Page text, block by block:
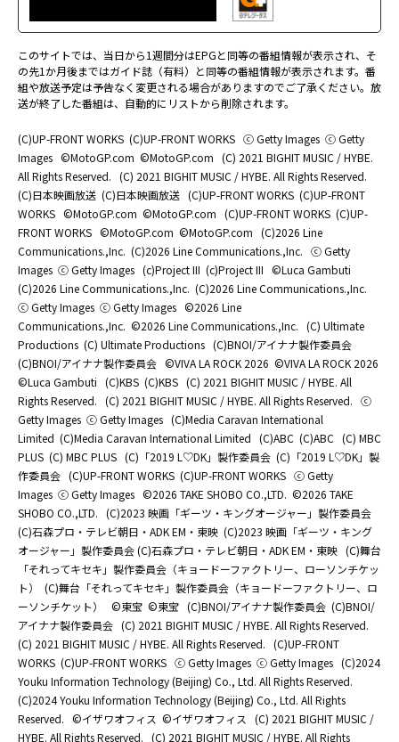
このサイトでは、当日から1週間分はEPGと同等の番組情報が表示され、そ
の先1か月後まではガイド誌（有料）と同等の番組情報が表示されます。番
組や放送予定は予告なく変更される場合がありますのでご了承ください。放
送が終了した番組は、自動的にリストから削除されます。
(C)UP-FRONT WORKS (C)UP-FRONT WORKS ⓒ Getty Images ⓒ Getty
Images ©MotoGP.com ©MotoGP.com (C) 2021 BIGHIT MUSIC / HYBE.
All Rights Reserved. (C) 2021 BIGHIT MUSIC / HYBE. All Rights Reserved.
(C)日本映画放送 (C)日本映画放送 (C)UP-FRONT WORKS (C)UP-FRONT
WORKS ©MotoGP.com ©MotoGP.com (C)UP-FRONT WORKS (C)UP-
FRONT WORKS ©MotoGP.com ©MotoGP.com (C)2026 Line
Communications.,Inc. (C)2026 Line Communications.,Inc. ⓒ Getty
Images ⓒ Getty Images (c)Project III (c)Project III ©Luca Gambuti
(C)2026 Line Communications.,Inc. (C)2026 Line Communications.,Inc.
ⓒ Getty Images ⓒ Getty Images ©2026 Line
Communications.,Inc. ©2026 Line Communications.,Inc. (C) Ultimate
Productions (C) Ultimate Productions (C)BNOI/アイナナ製作委員会
(C)BNOI/アイナナ製作委員会 ©️VIVA LA ROCK 2026 ©️VIVA LA ROCK 2026
©Luca Gambuti (C)KBS (C)KBS (C) 2021 BIGHIT MUSIC / HYBE. All
Rights Reserved. (C) 2021 BIGHIT MUSIC / HYBE. All Rights Reserved. ⓒ
Getty Images ⓒ Getty Images (C)Media Caravan International
Limited (C)Media Caravan International Limited (C)ABC (C)ABC (C) MBC
PLUS (C) MBC PLUS (C)「2019 L♡DK」製作委員会 (C)「2019 L♡DK」製
作委員会 (C)UP-FRONT WORKS (C)UP-FRONT WORKS ⓒ Getty
Images ⓒ Getty Images ©2026 TAKE SHOBO CO.,LTD. ©2026 TAKE
SHOBO CO.,LTD. (C)2023 映画「ギーツ・キングオージャー」製作委員会
(C)石森プロ・テレビ朝日・ADK EM・東映 (C)2023 映画「ギーツ・キング
オージャー」製作委員会 (C)石森プロ・テレビ朝日・ADK EM・東映 (C)舞台
「それってキセキ」製作委員会（キョードーファクトリー、ローソンチケッ
ト）
(C)舞台「それってキセキ」製作委員会（キョードーファクトリー、ロ
ーソンチケット）
©東宝 ©東宝 (C)BNOI/アイナナ製作委員会 (C)BNOI/
アイナナ製作委員会 (C) 2021 BIGHIT MUSIC / HYBE. All Rights Reserved.
(C) 2021 BIGHIT MUSIC / HYBE. All Rights Reserved. (C)UP-FRONT
WORKS (C)UP-FRONT WORKS ⓒ Getty Images ⓒ Getty Images (C)2024
Youku Information Technology (Beijing) Co., Ltd. All Rights Reserved.
(C)2024 Youku Information Technology (Beijing) Co., Ltd. All Rights
Reserved. ©イザワオフィス ©イザワオフィス
(C) 2021 BIGHIT MUSIC /
HYBE. All Rights Reserved. (C) 2021 BIGHIT MUSIC / HYBE. All Rights